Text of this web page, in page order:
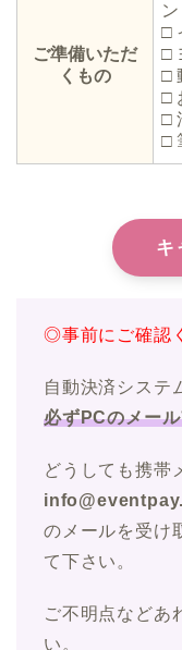
ご準備いただ
くもの
ン
□
□
□
□
□
□
キ
◎事前にご確認
自動決済システ
必ずPCのメー
どうしても携帯
のメールを受け
て下さい。
ご不明点などあ
い。